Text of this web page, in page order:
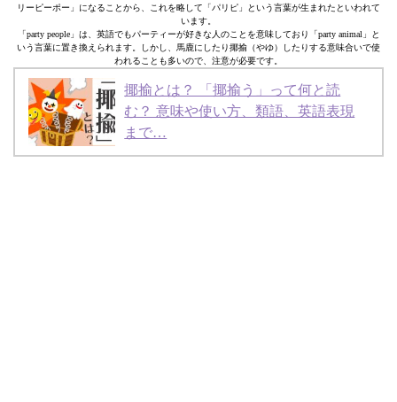
リーピーポー」になることから、これを略して「パリピ」という言葉が生まれたといわれて
います。
「party people」は、英語でもパーティーが好きな人のことを意味しており「party animal」と
いう言葉に置き換えられます。しかし、馬鹿にしたり揶揄（やゆ）したりする意味合いで使
われることも多いので、注意が必要です。
揶揄とは？ 「揶揄う」って何と読
む？ 意味や使い方、類語、英語表現
まで…